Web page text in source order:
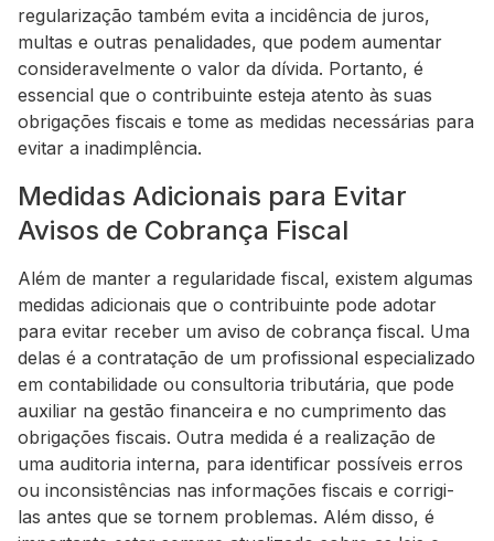
regularização também evita a incidência de juros,
multas e outras penalidades, que podem aumentar
consideravelmente o valor da dívida. Portanto, é
essencial que o contribuinte esteja atento às suas
obrigações fiscais e tome as medidas necessárias para
evitar a inadimplência.
Medidas Adicionais para Evitar
Avisos de Cobrança Fiscal
Além de manter a regularidade fiscal, existem algumas
medidas adicionais que o contribuinte pode adotar
para evitar receber um aviso de cobrança fiscal. Uma
delas é a contratação de um profissional especializado
em contabilidade ou consultoria tributária, que pode
auxiliar na gestão financeira e no cumprimento das
obrigações fiscais. Outra medida é a realização de
uma auditoria interna, para identificar possíveis erros
ou inconsistências nas informações fiscais e corrigi-
las antes que se tornem problemas. Além disso, é